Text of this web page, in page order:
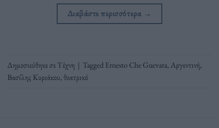
Διαβάστε περισσότερα →
Δημοσιεύθηκε σεΤέχνη | TaggedErnesto Che Guevara,Αργεντινή,
Βασίλης Κυριάκου, θεατρικό